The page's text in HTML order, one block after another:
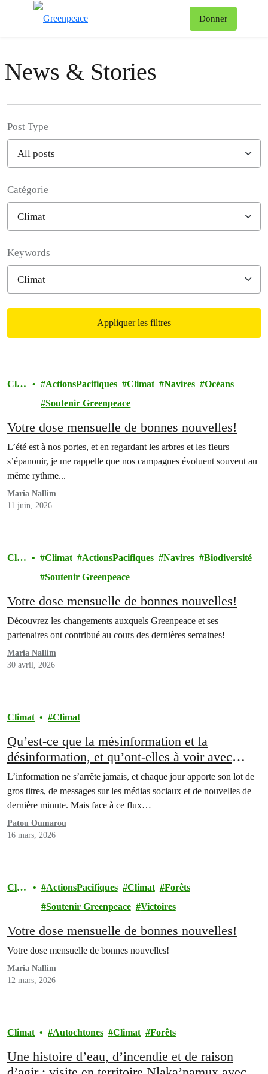
Donner
News & Stories
Post Type
Catégorie
Keywords
Appliquer les filtres
Clim
ActionsPacifiques Climat Navires
Océans
Soutenir Greenpeace
Votre dose mensuelle de bonnes nouvelles!
L’été est à nos portes, et en regardant les arbres et les fleurs
s’épanouir, je me rappelle que nos campagnes évoluent souvent au
même rythme...
Maria Nallim
11 juin, 2026
Clim
Climat ActionsPacifiques Navires
Biodiversité
Soutenir Greenpeace
Votre dose mensuelle de bonnes nouvelles!
Découvrez les changements auxquels Greenpeace et ses
partenaires ont contribué au cours des dernières semaines!
Maria Nallim
30 avril, 2026
Climat Climat
Qu’est-ce que la mésinformation et la
désinformation, et qu’ont-elles à voir avec
l’environnement?
L’information ne s’arrête jamais, et chaque jour apporte son lot de
gros titres, de messages sur les médias sociaux et de nouvelles de
dernière minute. Mais face à ce flux…
Patou Oumarou
16 mars, 2026
Clim
ActionsPacifiques Climat
Forêts
Soutenir Greenpeace
Victoires
Votre dose mensuelle de bonnes nouvelles!
Votre dose mensuelle de bonnes nouvelles!
Maria Nallim
12 mars, 2026
Climat Autochtones Climat Forêts
Une histoire d’eau, d’incendie et de raison